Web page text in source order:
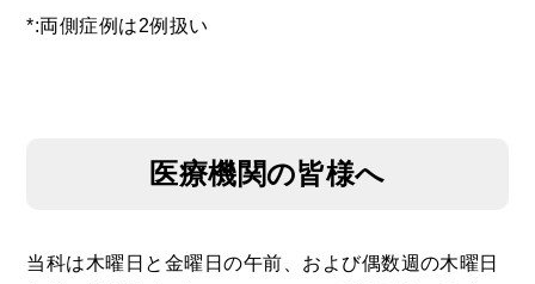
*:両側症例は2例扱い
医療機関の皆様へ
当科は木曜日と金曜日の午前、および偶数週の木曜日